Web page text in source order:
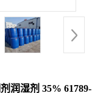
润湿剂 35% 61789-